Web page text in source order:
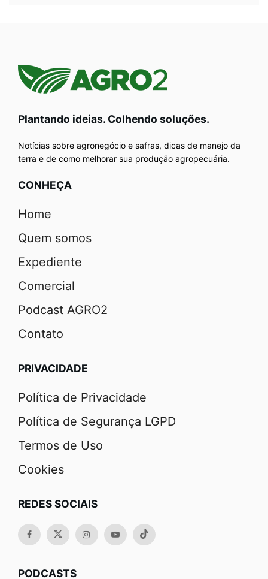
Plantando ideias. Colhendo soluções.
Notícias sobre agronegócio e safras, dicas de manejo da
terra e de como melhorar sua produção agropecuária.
CONHEÇA
Home
Quem somos
Expediente
Comercial
Podcast AGRO2
Contato
PRIVACIDADE
Política de Privacidade
Política de Segurança LGPD
Termos de Uso
Cookies
REDES SOCIAIS
PODCASTS